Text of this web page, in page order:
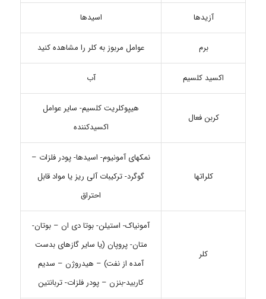
آزیدها اسیدها
برم عوامل مربوز به کلر را مشاهده کنید
اکسید کلسیم آب
کربن فعال
هیپوکلریت کلسیم- سایر عوامل
اکسیدکننده
کلراتها
نمکهای آمونیوم- اسیدها- پودر فلزات –
گوگرد- ترکیبات آلی ریز یا مواد قابل
احتراق
کلر
آمونیاک- استیلن- بوتا دی ان – بوتان-
متان- پروپان (یا سایر گازهای بدست
آمده از نفت) – هیدروژن – سدیم
کاربید-بنزن – پودر فلزات- تربانتین